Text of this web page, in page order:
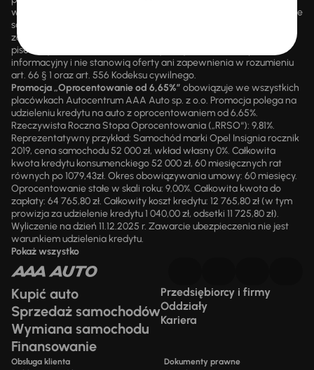
wsteczną. Szczegółowe informacje o zasadach promocji udzielane
są przez upoważnionych pracowników AAA AUTO. AAA AUTO
zastrzega sobie prawo do zawarcia umowy wyłącznie w formie
pisemnej. Prezentowane informacje mają charakter wyłącznie
informacyjny i nie stanowią oferty ani zapewnienia w rozumieniu
art. 66 § 1 oraz art. 556 Kodeksu cywilnego.
Promocja „Oprocentowanie od 6,65%” obowiązuje we wszystkich
placówkach Autocentrum AAA Auto sp. z o.o. Promocja polega na
udzieleniu kredytu na auto z oprocentowaniem od 6,65%.
Rzeczywista Roczna Stopa Oprocentowania („RRSO“): 9,81%.
Reprezentatywny przykład: Samochód marki Opel Insignia rocznik
2019, cena samochodu 52 000 zł, wkład własny 0%. Całkowita
kwota kredytu konsumenckiego 52 000 zł, 60 miesięcznych rat
równych po 1079,43zł. Okres obowiązywania umowy: 60 miesięcy.
Oprocentowanie stałe w skali roku: 9,00%. Całkowita kwota do
zapłaty: 64 765,80 zł. Całkowity koszt kredytu: 12 765,80 zł (w tym
prowizja za udzielenie kredytu 1 040,00 zł, odsetki 11 725,80 zł).
Wyliczenie na dzień 11.12.2025 r. Zawarcie ubezpieczenia nie jest
warunkiem udzielenia kredytu.
Pokaż wszystko
Kupić auto
Sprzedaż samochodów
Wymiana samochodu
Finansowanie
Przedsiębiorcy i firmy
Oddziały
Kariera
Obsługa klienta Dokumenty prawne